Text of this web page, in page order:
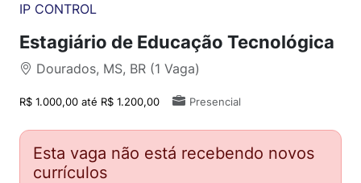
IP CONTROL
Estagiário de Educação Tecnológica
Dourados, MS, BR (1 Vaga)
R$ 1.000,00 até R$ 1.200,00 Presencial
Esta vaga não está recebendo novos
currículos